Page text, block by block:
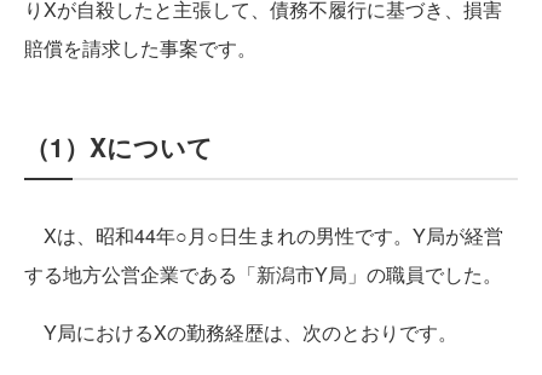
りXが自殺したと主張して、債務不履行に基づき、損害
賠償を請求した事案です。
（1）Xについて
Xは、昭和44年○月○日生まれの男性です。Y局が経営
する地方公営企業である「新潟市Y局」の職員でした。
Y局におけるXの勤務経歴は、次のとおりです。